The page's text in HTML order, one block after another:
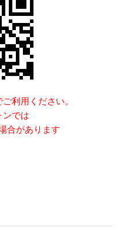
利用ください。
ンでは
合があります